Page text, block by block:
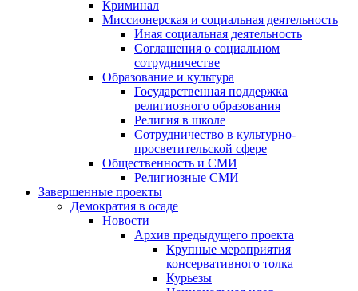
Криминал
Миссионерская и социальная деятельность
Иная социальная деятельность
Соглашения о социальном
сотрудничестве
Образование и культура
Государственная поддержка
религиозного образования
Религия в школе
Сотрудничество в культурно-
просветительской сфере
Общественность и СМИ
Религиозные СМИ
Завершенные проекты
Демократия в осаде
Новости
Архив предыдущего проекта
Крупные мероприятия
консервативного толка
Курьезы